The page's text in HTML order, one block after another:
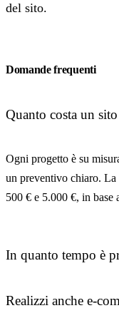
del sito.
Domande frequenti
Quanto costa un
Ogni progetto è su
un preventivo chiaro. La
500 € e 5.000 €, in base
In quanto tempo è
Realizzi anche e-